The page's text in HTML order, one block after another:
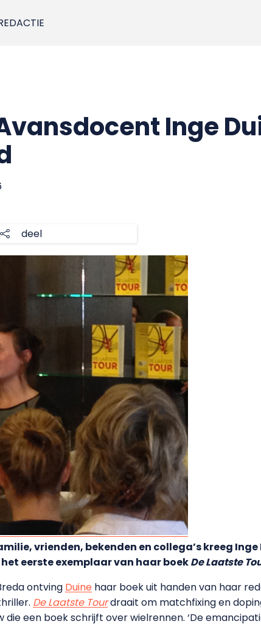
Inge
deel
vrienden, bekenden en collega’s kreeg
eerste exemplaar van haar boekDe Laatste
ontving Duine haar boek uit handen van haar
De Laatste Tourdraait om matchfixing en
een boek schrijft over wielrennen. ‘De